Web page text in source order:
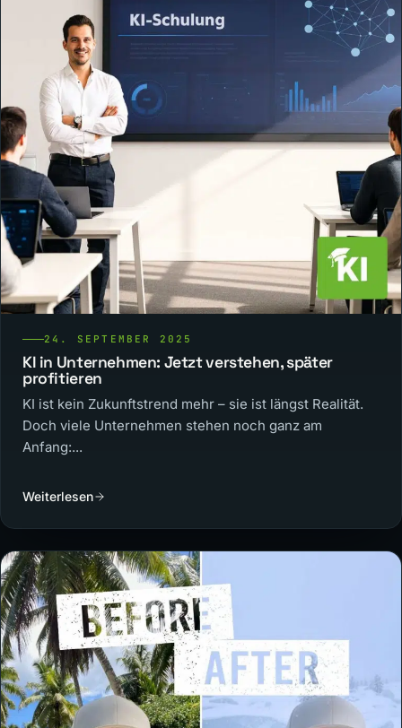
24. SEPTEMBER 2025
KI in Unternehmen: Jetzt verstehen, später
profitieren
KI ist kein Zukunftstrend mehr – sie ist längst Realität.
Doch viele Unternehmen stehen noch ganz am
Anfang:...
Weiterlesen